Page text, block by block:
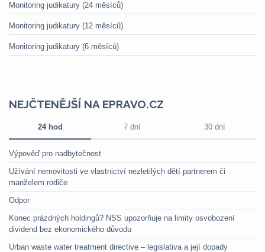
Monitoring judikatury (24 měsíců)
Monitoring judikatury (12 měsíců)
Monitoring judikatury (6 měsíců)
NEJČTENĚJŠÍ NA EPRAVO.CZ
24 hod 7 dní 30 dní
Výpověď pro nadbytečnost
Užívání nemovitosti ve vlastnictví nezletilých dětí partnerem či
manželem rodiče
Odpor
Konec prázdných holdingů? NSS upozorňuje na limity osvobození
dividend bez ekonomického důvodu
Urban waste water treatment directive – legislativa a její dopady